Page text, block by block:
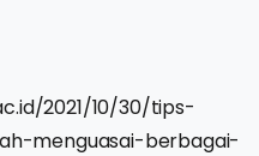
2021/10/30/tips-
menguasai-berbagai-